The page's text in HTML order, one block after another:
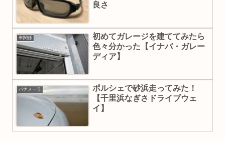
良さ
車関係
初めてガレージを建ててみたら
色々分かった【イナバ・ガレー
ディア】
パナメーラ
ポルシェで砂浜走ってみた！
【千里浜なぎさドライブウェ
イ】